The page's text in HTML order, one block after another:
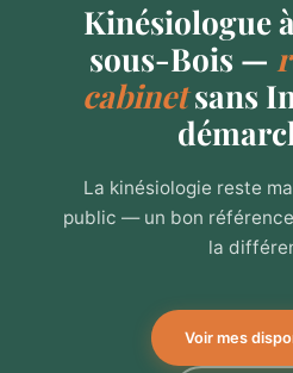
Kinésiologue
sous-Bois —
cabinetsans
La kinésiologie reste
public — un bon
la
Voir mes